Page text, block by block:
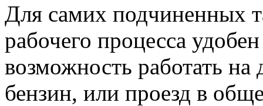
Для самих подчиненных
рабочего процесса
возможность работать
бензин, или проезд в